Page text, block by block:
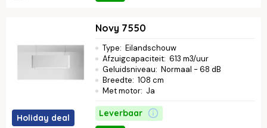
Holiday deal
Novy 7550
Type: Eilandschouw
Afzuigcapaciteit: 613 m3/uur
Geluidsniveau: Normaal - 68 dB
Breedte: 108 cm
Met motor: Ja
Leverbaar